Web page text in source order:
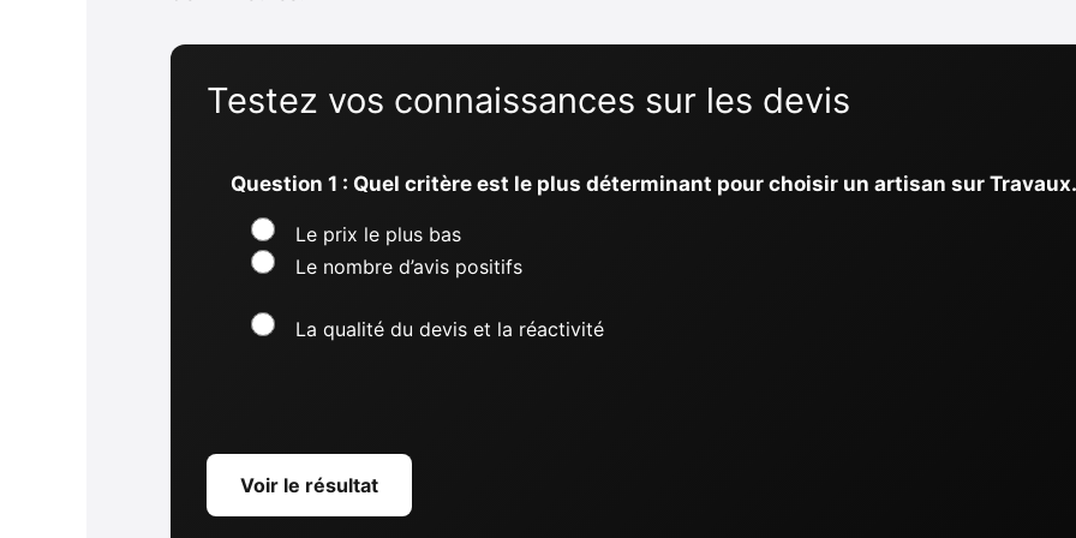
Testez vos connaissances sur les devis
Question 1 : Quel critère est le plus déterminant pour choisir un artisan sur
Le prix le plus bas
Le nombre d’avis positifs
La qualité du devis et la réactivité
Voir le résultat